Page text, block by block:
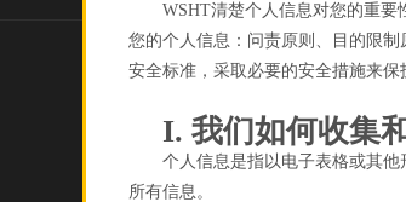
WSHT清楚个人信息对您的重要
您的个人信息：问责原则、目的限
安全标准，采取必要的安全措施来保
I. 我们如何收集
个人信息是指以电子表格或其
所有信息。